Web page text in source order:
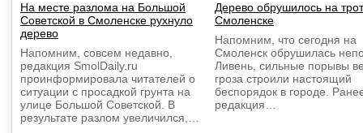
На месте разлома на Большой
Советской в Смоленске рухнуло
дерево
Напомним, совсем недавно,
редакция SmolDaily.ru
проинформировала читателей о
ситуации с просадкой грунта на
улице Большой Советской. В
результате разлом увеличился,…
Дерево обрушилось на
Смоленске
Напомним, что сегодня на
Смоленск обрушилась
Ливень, сильные порывы
гроза строили настоящий
беспорядок в городе.
редакция…